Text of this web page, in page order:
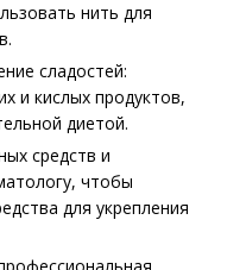
нить для
сладостей:
и кислых продуктов,
диетой.
средств и
чтобы
для укрепления